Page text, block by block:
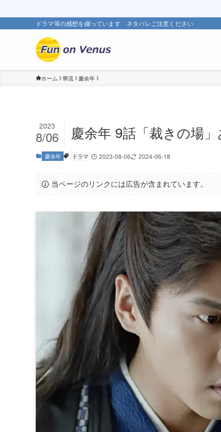
ドラマ等の感想を綴っています ネタバレご注意ください
ホーム 華流 慶余年
慶余年 9話「裁きの場
2023
8/06
慶余年 ドラマ 2023-08-06 2024-06-18
当ページのリンクには広告が含まれています。